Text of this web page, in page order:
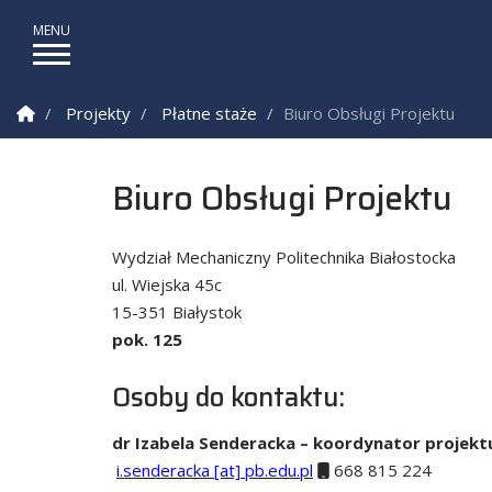
Strona Główna
Projekty Płatne staże Biuro Obsługi Projektu
Biuro Obsługi Projektu
Wydział Mechaniczny Politechnika Białostocka
ul. Wiejska 45c
15-351 Białystok
pok. 125
Osoby do kontaktu:
dr Izabela Senderacka – koordynator
i.senderacka [at] pb.edu.pl
668 815 224